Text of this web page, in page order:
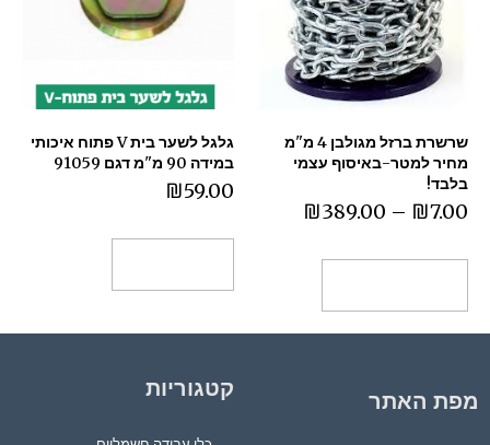
שרשרת ברזל מגולבן 4 מ"מ
מחיר למטר-באיסוף עצמי
בלבד!
₪7.00
–
₪389.00
גלגל לשער בית V פתוח איכותי
במידה 90 מ"מ דגם 91059
₪59.00
מפת האתר קטגוריות